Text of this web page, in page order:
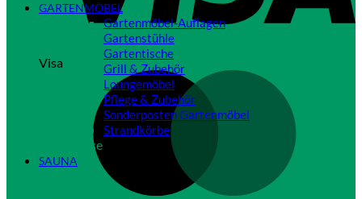
Visa
GARTENMÖBEL
Gartenmöbel-Auflagen
Gartenstühle
Gartentische
Grill & Zubehör
Loungemöbel
Pflege & Zubehör
Sonderposten Gartenmöbel
Strandkörbe
Close
SAUNA